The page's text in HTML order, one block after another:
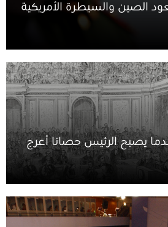
الصين والسيطرة الأمريكية
يصبح الرئيس حصانا أعرج